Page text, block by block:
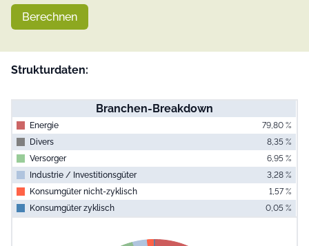
Berechnen
Strukturdaten:
Branchen-Breakdown
Energie
79,80 %
Divers
8,35 %
Versorger
6,95 %
Industrie / Investitionsgüter
3,28 %
Konsumgüter nicht-zyklisch
1,57 %
Konsumgüter zyklisch
0,05 %